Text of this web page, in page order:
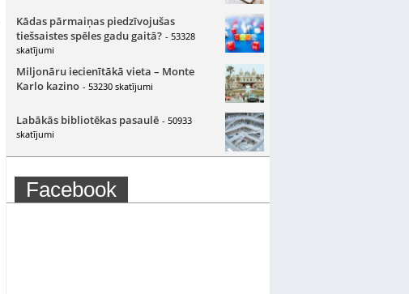
Kādas pārmaiņas piedzīvojušas
tiešsaistes spēles gadu gaitā? - 53328
skatījumi
Miljonāru iecienītākā vieta – Monte
Karlo kazino - 53230 skatījumi
Labākās bibliotēkas pasaulē - 50933
skatījumi
Facebook